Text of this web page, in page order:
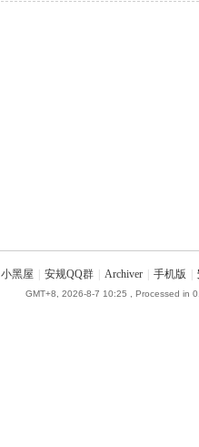
小黑屋 安规QQ群 Archiver 手机版
GMT+8, 2026-8-7 10:25 , Processed in